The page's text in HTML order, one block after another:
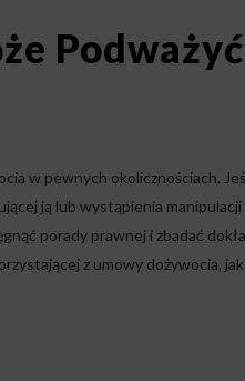
w pewnych okolicznościach.
ją lub wystąpienia
porady prawnej i zbadać
z umowy dożywocia,